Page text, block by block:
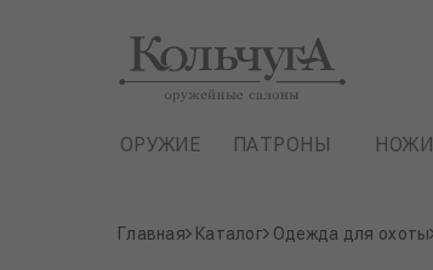
ОРУЖИЕ ПАТРОНЫ НОЖИ
Главная Каталог Одежда для охоты